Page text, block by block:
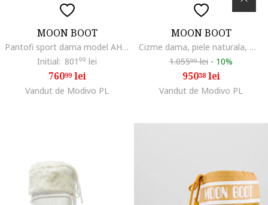
MOON BOOT
Pantofi sport dama model AH05, Off White/Taupe, piele naturala
Initial: 801 99 lei
76099lei
Vandut de Modivo PL
MOON BOOT
Cizme dama, piele naturala, maro
1.05599lei - 10%
95038lei
Vandut de Modivo PL